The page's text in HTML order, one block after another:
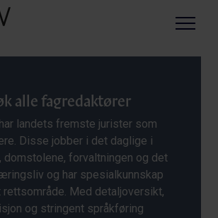
Menu
alle fagredaktører
landets fremste jurister som
Disse jobber i det daglige i
domstolene, forvaltningen og det
og har spesialkunnskap
rettsområde. Med detaljoversikt,
og stringent språkføring